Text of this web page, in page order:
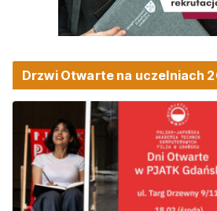
Drzwi Otwarte na uczelniach